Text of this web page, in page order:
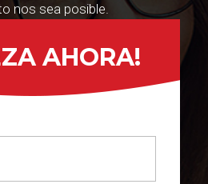
nos sea posible.
AHORA!